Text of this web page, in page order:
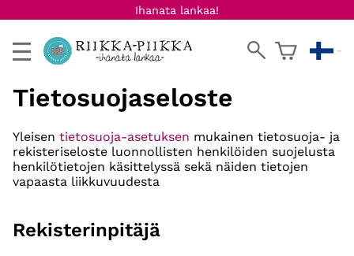
Ihanata lankaa!
Tietosuojaseloste
Yleisen tietosuoja-asetuksen mukainen tietosuoja- ja
rekisteriseloste luonnollisten henkilöiden suojelusta
henkilötietojen käsittelyssä sekä näiden tietojen
vapaasta liikkuvuudesta
Rekisterinpitäjä